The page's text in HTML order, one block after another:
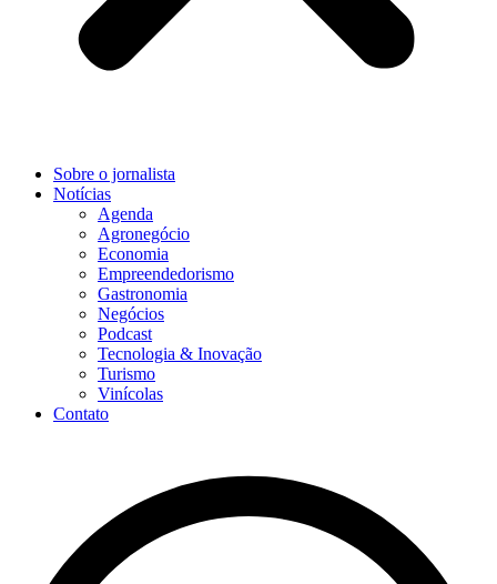
Sobre o jornalista
Notícias
Agenda
Agronegócio
Economia
Empreendedorismo
Gastronomia
Negócios
Podcast
Tecnologia & Inovação
Turismo
Vinícolas
Contato